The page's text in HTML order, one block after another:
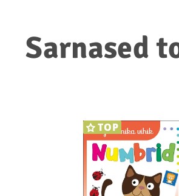
Sarnased
TOP